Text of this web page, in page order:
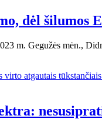
dėl šilumos
m. Gegužės mėn.,